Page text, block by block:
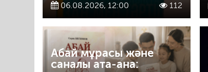
06.08.2026, 12:00 112
Абай мұрасы және
саналы ата-ана: